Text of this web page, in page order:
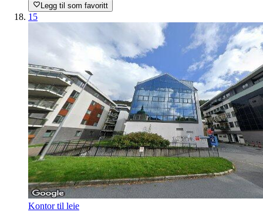
Legg til som favoritt
15
Kontor til leie